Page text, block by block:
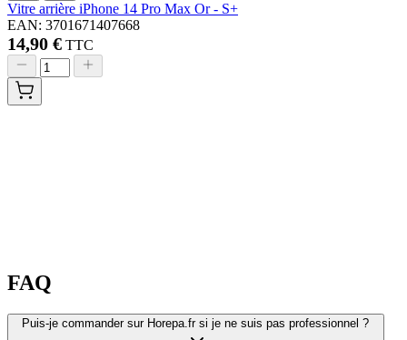
Vitre arrière iPhone 14 Pro Max Or - S+
EAN: 3701671407668
14,90 € TTC
FAQ
Puis-je commander sur Horepa.fr si je ne suis pas professionnel ?